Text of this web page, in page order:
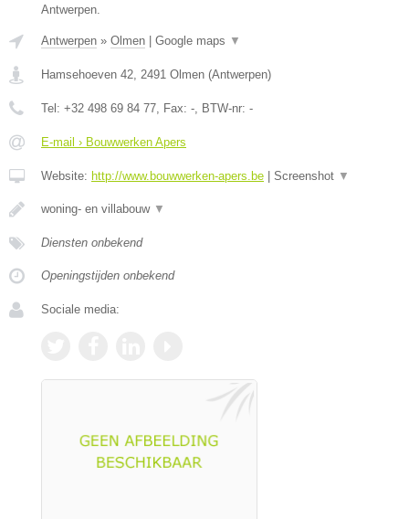
Antwerpen.
Antwerpen » Olmen Google maps ▼
Hamsehoeven 42 2491 Olmen (Antwerpen)
Tel: +32 498 69 84 77 , Fax: - , BTW-nr: -
E-mail › Bouwwerken Apers
Website: http://www.bouwwerken-apers.be Screenshot ▼
woning- en villabouw ▼
Diensten onbekend
Openingstijden onbekend
Sociale media: